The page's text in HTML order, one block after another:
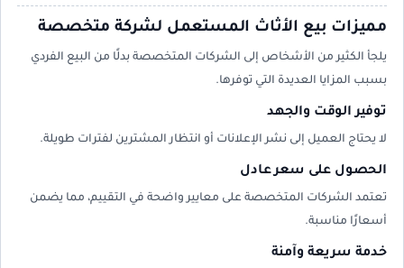
مميزات بيع الأثاث المستعمل لشركة متخصصة
يلجأ الكثير من الأشخاص إلى الشركات المتخصصة بدلًا من البيع الفردي
بسبب المزايا العديدة التي توفرها.
توفير الوقت والجهد
لا يحتاج العميل إلى نشر الإعلانات أو انتظار المشترين لفترات طويلة.
الحصول على سعر عادل
تعتمد الشركات المتخصصة على معايير واضحة في التقييم، مما يضمن
أسعارًا مناسبة.
خدمة سريعة وآمنة